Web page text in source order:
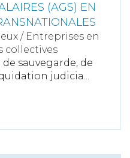
(AGS) EN
/ Entreprises en
collectives
sauvegarde, de
judicia...